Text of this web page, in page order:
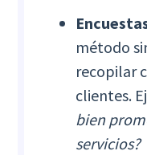
método
recopilar
clientes.
bien
servicios?